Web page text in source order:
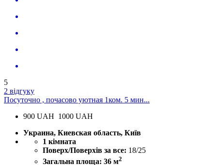
5
2 відгуку
Посуточно , почасово уютная 1ком. 5 мин...
900 UAH 1000 UAH
Украина, Киевская область, Київ
1 кімната
Поверх/Поверхів за все: 18/25
Загальна площа: 36 м2